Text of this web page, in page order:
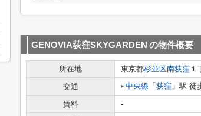
GENOVIA荻窪SKYGARDEN の物件概要
所在地 東京都杉並区南荻窪 １
交通
中央線 「 荻窪 」駅 徒
賃料 -